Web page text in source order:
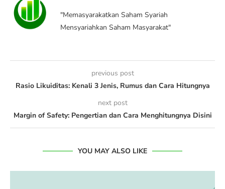
"Memasyarakatkan Saham Syariah
Mensyariahkan Saham Masyarakat"
previous post
Rasio Likuiditas: Kenali 3 Jenis, Rumus dan Cara Hitungnya
next post
Margin of Safety: Pengertian dan Cara Menghitungnya Disini
YOU MAY ALSO LIKE